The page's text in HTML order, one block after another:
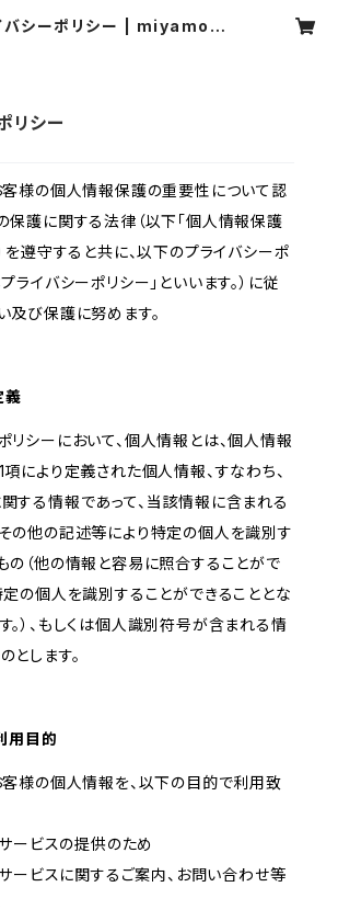
バシーポリシー | miyamoto
リシー
客様の個人情報保護の重要性について認
保護に関する法律（以下「個人情報保護
を遵守すると共に、以下のプライバシーポ
ライバシーポリシー」といいます。）に従
及び保護に努めます。
義
リシーにおいて、個人情報とは、個人情報
により定義された個人情報、すなわち、
する情報であって、当該情報に含まれる
の他の記述等により特定の個人を識別す
の（他の情報と容易に照合することがで
定の個人を識別することができることとな
。）、もしくは個人識別符号が含まれる情
とします。
用目的
客様の個人情報を、以下の目的で利用致
サービスの提供のため
サービスに関するご案内、お問い合わせ等